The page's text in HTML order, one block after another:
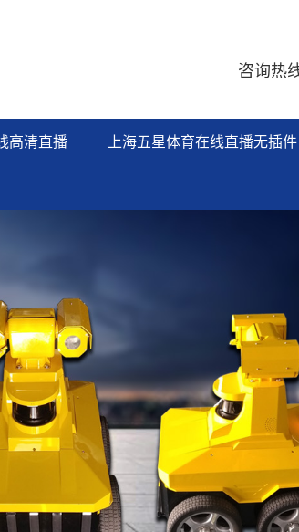
咨询热
高清直播 上海五星体育在线直播无插件